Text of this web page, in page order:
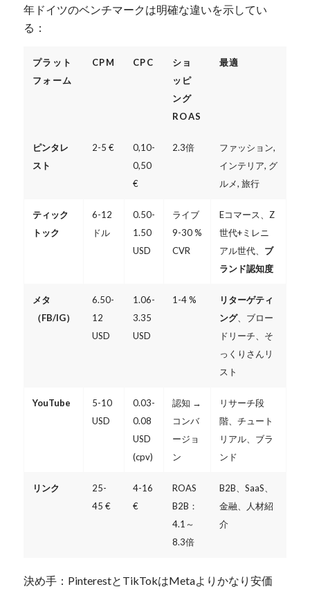
年ドイツのベンチマークは明確な違いを示してい
る：
プラット
フォーム
CPM CPC
ショ
ッピ
ング
ROAS
最適
ピンタレ
スト
2-5 €
0,10-
0,50
€
2.3倍
ファッション,
インテリア, グ
ルメ, 旅行
ティック
トック
6-12
ドル
0.50-
1.50
USD
ライブ
9-30 %
CVR
Eコマース、Z
世代+ミレニ
アル世代、 ブ
ランド認知度
メタ
（FB/IG）
6.50-
12
USD
1.06-
3.35
USD
1-4 %
リターゲティ
ング、ブロー
ドリーチ、そ
っくりさんリ
スト
YouTube
5-10
USD
0.03-
0.08
USD
(cpv)
認知 →
コンバ
ージョ
ン
リサーチ段
階、チュート
リアル、ブラ
ンド
リンク
25-
45 €
4-16
€
ROAS
B2B：
4.1～
8.3倍
B2B、SaaS、
金融、人材紹
介
決め手：PinterestとTikTokはMetaよりかなり安価